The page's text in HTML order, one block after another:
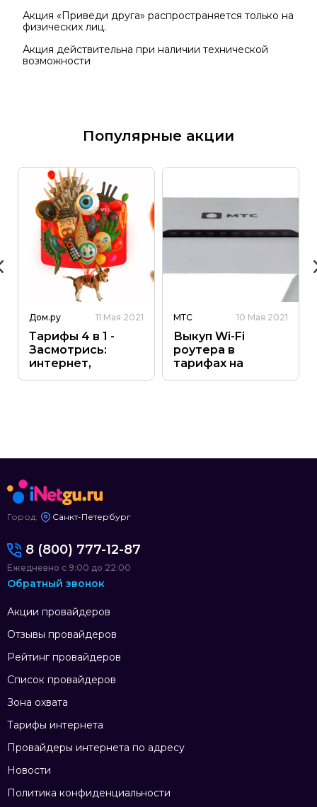
Акция «Приведи друга» распространяется только на
физических лиц.
Акция действительна при наличии технической
возможности
Популярные акции
Дом.ру 11 Мая 2021
Тарифы 4 в 1 -
Засмотрись:
интернет,
приставка,
МТС 10 Мая 2021
Выкуп Wi-Fi
роутера в
тарифах на
интернет
Город: Санкт-Петербург
Акции провайдеров
Отзывы провайдеров
Рейтинг провайдеров
Список провайдеров
Зона охвата
Тарифы интернета
Провайдеры интернета по адресу
Новости
Политика конфиденциальности
8 (800) 777-12-87
Ежедневно с 9:00 до 22:00
Обратный звонок